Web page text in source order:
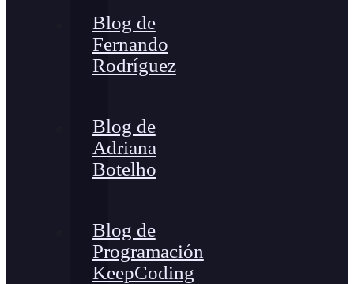
Blog de
Fernando
Rodríguez
Blog de
Adriana
Botelho
Blog de
Programación
KeepCoding